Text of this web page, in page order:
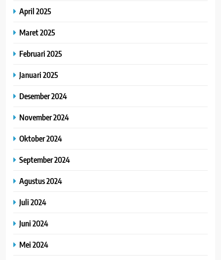
April 2025
Maret 2025
Februari 2025
Januari 2025
Desember 2024
November 2024
Oktober 2024
September 2024
Agustus 2024
Juli 2024
Juni 2024
Mei 2024